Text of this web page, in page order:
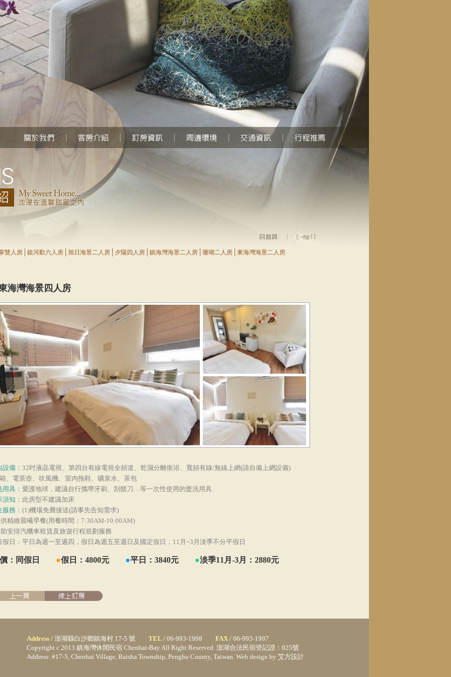
雙人房│ 銀河歡六人房│ 旭日海景二人房│ 夕陽四人房│ 鎮海灣海景二人房│ 珊瑚二人房│ 東海灣海景二人房
海灣海景四人房
備： 32吋液晶電視、第四台有線電視全頻道、乾濕分離衛浴、寬頻有線/無線上網(請自備上網設備)
、電茶壺、吹風機、室內拖鞋、礦泉水、茶包
用具： 愛護地球，建議自行攜帶牙刷、刮鬍刀…等一次性使用的盥洗用具
知： 此房型不建議加床
服務： (1)機場免費接送(請事先告知需求)
精緻晨曦早餐(用餐時間：7:30AM-10:00AM)
安排汽機車租賃及旅遊行程規劃服務
日：平日為週一至週四，假日為週五至週日及國定假日，11月~3月淡季不分平假日
：同假日 ●假日：4800元 ●平日：3840元 ●淡季11月-3月：2880元
Address / 澎湖縣白沙鄉鎮海村 17-5 號 TEL / 06-993-1998 FAX / 06-993-1997
Copyright c 2013 鎮海灣休閒民宿 Chenhai-Bay All Right Reserved. 澎湖合法民宿登記證：025號
Address: #17-5, Chenhai Village, Baisha Township, Penghu County, Taiwan. Web design by 艾方設計